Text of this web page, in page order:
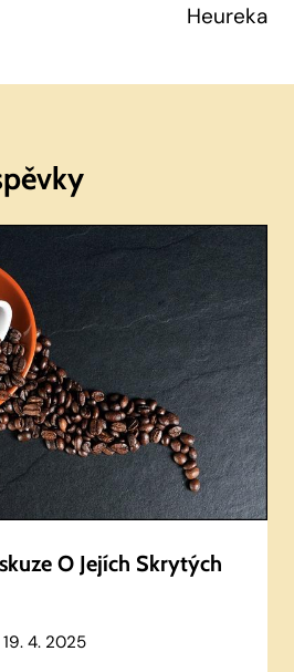
Heureka
O Jejích Skrytých
19. 4. 2025